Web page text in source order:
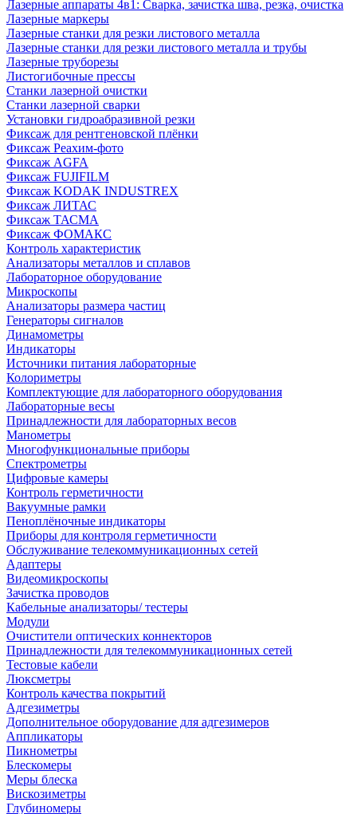
Лазерные аппараты 4в1: Сварка, зачистка шва, резка, очистка
Лазерные маркеры
Лазерные станки для резки листового металла
Лазерные станки для резки листового металла и трубы
Лазерные труборезы
Листогибочные прессы
Станки лазерной очистки
Станки лазерной сварки
Установки гидроабразивной резки
Фиксаж для рентгеновской плёнки
Фиксаж Реахим-фото
Фиксаж AGFA
Фиксаж FUJIFILM
Фиксаж KODAK INDUSTREX
Фиксаж ЛИТАС
Фиксаж ТАСМА
Фиксаж ФОМАКС
Контроль характеристик
Анализаторы металлов и сплавов
Лабораторное оборудование
Микроскопы
Анализаторы размера частиц
Генераторы сигналов
Динамометры
Индикаторы
Источники питания лабораторные
Колориметры
Комплектующие для лабораторного оборудования
Лабораторные весы
Принадлежности для лабораторных весов
Манометры
Многофункциональные приборы
Спектрометры
Цифровые камеры
Контроль герметичности
Вакуумные рамки
Пеноплёночные индикаторы
Приборы для контроля герметичности
Обслуживание телекоммуникационных сетей
Адаптеры
Видеомикроскопы
Зачистка проводов
Кабельные анализаторы/ тестеры
Модули
Очистители оптических коннекторов
Принадлежности для телекоммуникационных сетей
Тестовые кабели
Люксметры
Контроль качества покрытий
Адгезиметры
Дополнительное оборудование для адгезимеров
Аппликаторы
Пикнометры
Блескомеры
Меры блеска
Вискозиметры
Глубиномеры